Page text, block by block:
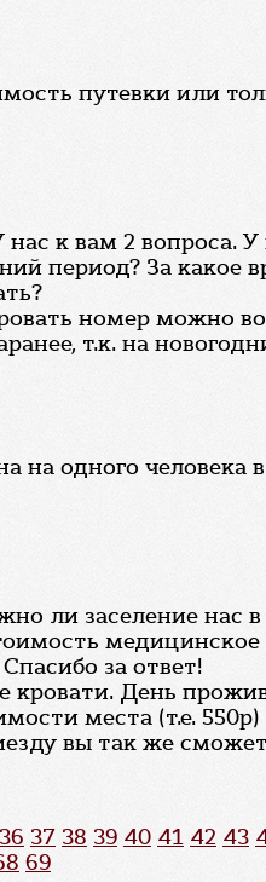
путевки или
к вам 2 вопроса. У
период? За какое
номер можно
т.к. на
на одного человека
ли заселение нас
за ответ!
День
места (т.е.
вы так же
36 37 38 39 40 41 42 43
69